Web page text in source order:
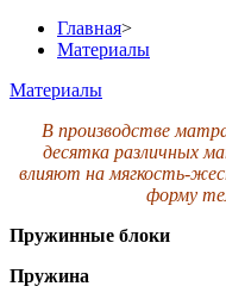
Главная>
Материалы
Материалы
В производстве
десятка различных
влияют на мягкость-
форму
Пружинные блоки
Пружина